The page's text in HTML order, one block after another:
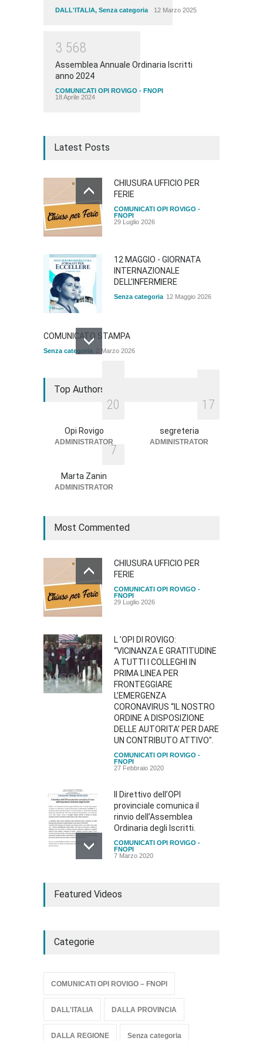
DALL'ITALIA, Senza categoria 12 Marzo 2025
3 568
Assemblea Annuale Ordinaria Iscritti
anno 2024
COMUNICATI OPI ROVIGO - FNOPI
18 Aprile 2024
Latest Posts
CHIUSURA UFFICIO PER
FERIE
COMUNICATI OPI ROVIGO -
FNOPI
29 Luglio 2026
12 MAGGIO - GIORNATA
INTERNAZIONALE
DELL'INFERMIERE
Senza categoria 12 Maggio 2026
COMUNICATO STAMPA
Senza categoria 2 Marzo 2026
Senza categoria 2 Marzo 2026
BANDO DI AVVISO PUBBLICO
18 Novembre 2025
Top Authors
20
Opi Rovigo
ADMINISTRATOR
1 7
segreteria
ADMINISTRATOR
7
Marta Zanin
ADMINISTRATOR
Most Commented
CHIUSURA UFFICIO PER
FERIE
COMUNICATI OPI ROVIGO -
FNOPI
29 Luglio 2026
L ’OPI DI ROVIGO:
“VICINANZA E GRATITUDINE
A TUTTI I COLLEGHI IN
PRIMA LINEA PER
FRONTEGGIARE
L’EMERGENZA
CORONAVIRUS “IL NOSTRO
ORDINE A DISPOSIZIONE
DELLE AUTORITA’ PER DARE
UN CONTRIBUTO ATTIVO".
COMUNICATI OPI ROVIGO -
FNOPI
27 Febbraio 2020
Il Direttivo dell’OPI
provinciale comunica il
rinvio dell’Assemblea
Ordinaria degli Iscritti.
COMUNICATI OPI ROVIGO -
FNOPI
7 Marzo 2020
Rinvio Assemblea Ordinaria
degli Iscritti del 29.10.2020
COMUNICATI OPI ROVIGO -
Comunicazione rinvio
Featured Videos
Categorie
COMUNICATI OPI ROVIGO – FNOPI
DALL'ITALIA DALLA PROVINCIA
DALLA REGIONE Senza categoria